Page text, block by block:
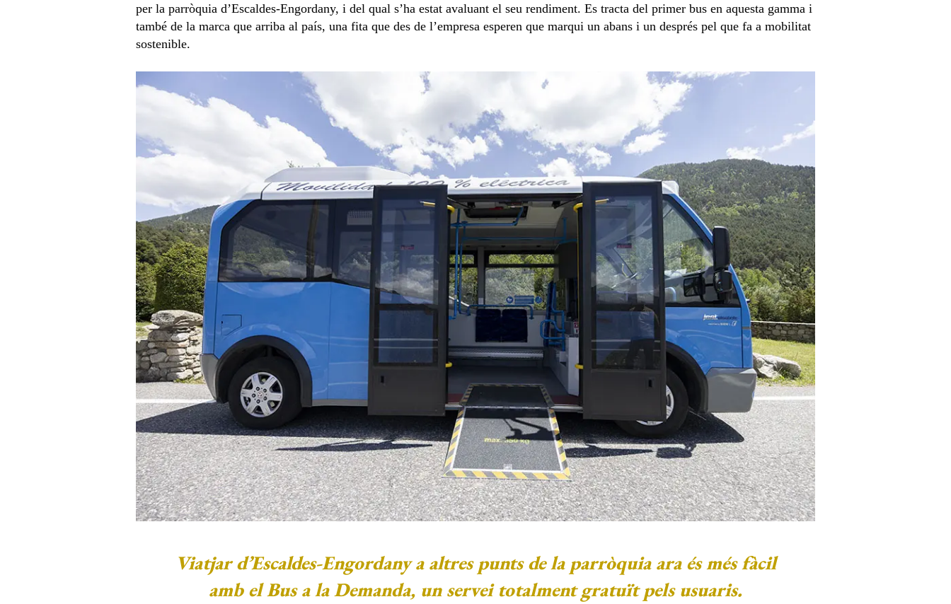
per la parròquia d’Escaldes-Engordany, i del qual s’ha estat avaluant el seu rendiment. Es tracta del primer bus en aquesta gamma i
també de la marca que arriba al país, una fita que des de l’empresa esperen que marqui un abans i un després pel que fa a mobilitat
sostenible.
Viatjar d’Escaldes-Engordany a altres punts de la parròquia ara és més fàcil
amb el Bus a la Demanda, un servei totalment gratuït pels usuaris.